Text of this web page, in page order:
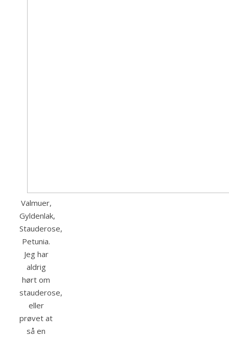
Valmuer,
Gyldenlak,
Stauderose,
Petunia.
Jeg har
aldrig
hørt om
stauderose,
eller
prøvet at
så en